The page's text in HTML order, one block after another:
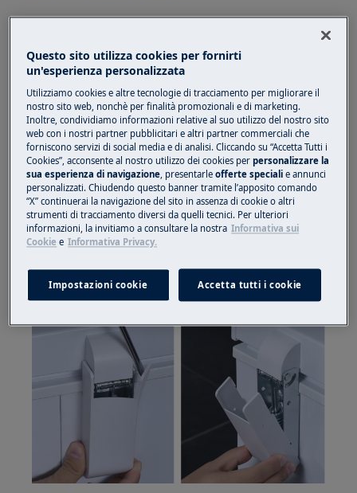
UTENSILI:
Cacciavite a taglio 6 × 300
Cacciavite a croce 6 × 300
Chiave esagonale interna da 8 mm
Passo 1
Sollevare il lato superiore del coperchio del
cardine inferiore.
Questo sito utilizza cookies per fornirti
un'esperienza personalizzata
Utilizziamo cookies e altre tecnologie di tracciamento per migliorare il
nostro sito web, nonchè per finalità promozionali e di marketing.
Inoltre, condividiamo informazioni relative al suo utilizzo del nostro sito
web con i nostri partner pubblicitari e altri partner commerciali che
forniscono servizi di social media e di analisi. Cliccando su “Accetta Tutti i
Cookies”, acconsente al nostro utilizzo dei cookies perpersonalizzare la
sua esperienza di navigazione , presentarleofferte speciali e annunci
personalizzati. Chiudendo questo banner tramite l’apposito comando
“X” continuerai la navigazione del sito in assenza di cookie o altri
strumenti di tracciamento diversi da quelli tecnici. Per ulteriori
informazioni, la invitiamo a consultare la nostra Informativa sui
Cookie e Informativa Privacy.
Impostazioni cookie Accetta tutti i cookie